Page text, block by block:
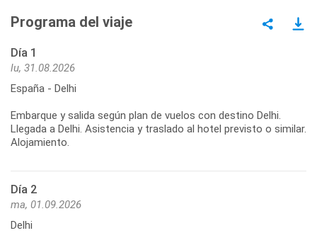
Programa del viaje
Día 1
lu, 31.08.2026
España - Delhi
Embarque y salida según plan de vuelos con destino Delhi.
Llegada a Delhi. Asistencia y traslado al hotel previsto o similar.
Alojamiento.
Día 2
ma, 01.09.2026
Delhi